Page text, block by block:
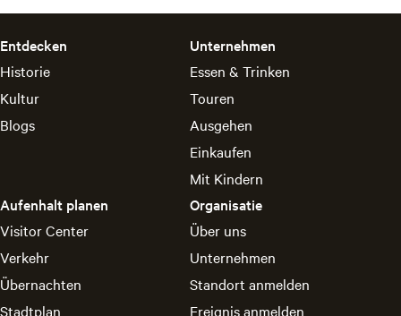
Entdecken
Historie
Kultur
Blogs
Unternehmen
Essen & Trinken
Touren
Ausgehen
Einkaufen
Mit Kindern
Aufenhalt planen
Visitor Center
Verkehr
Übernachten
Stadtplan
Organisatie
Über uns
Unternehmen
Standort anmelden
Ereignis anmelden